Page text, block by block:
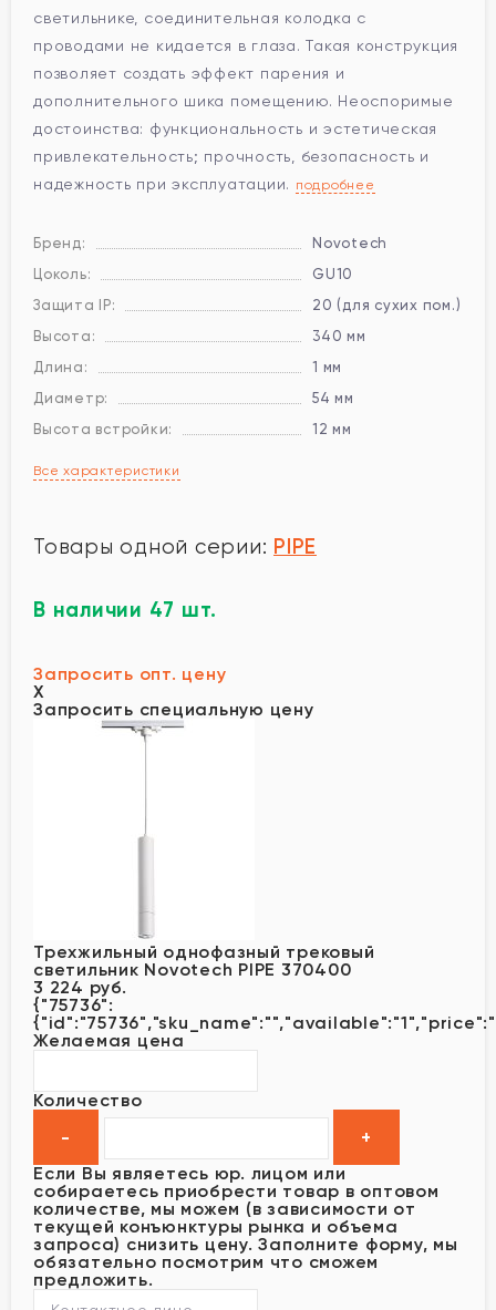
светильнике, соединительная колодка с
проводами не кидается в глаза. Такая конструкция
позволяет создать эффект парения и
дополнительного шика помещению. Неоспоримые
достоинства: функциональность и эстетическая
привлекательность; прочность, безопасность и
надежность при эксплуатации. подробнее
Бренд:
Novotech
Цоколь:
GU10
Защита IP:
20 (для сухих пом.)
Высота:
340 мм
Длина:
1 мм
Диаметр:
54 мм
Высота встройки:
12 мм
Все характеристики
Товары одной серии: PIPE
В наличии 47 шт.
Запросить опт. цену
X
Запросить специальную цену
Трехжильный однофазный трековый
светильник Novotech PIPE 370400
3 224 руб.
{"75736":
Желаемая цена
Количество
Если Вы являетесь юр. лицом или
собираетесь приобрести товар в оптовом
количестве, мы можем (в зависимости от
текущей конъюнктуры рынка и объема
запроса) снизить цену. Заполните форму, мы
обязательно посмотрим что сможем
предложить.